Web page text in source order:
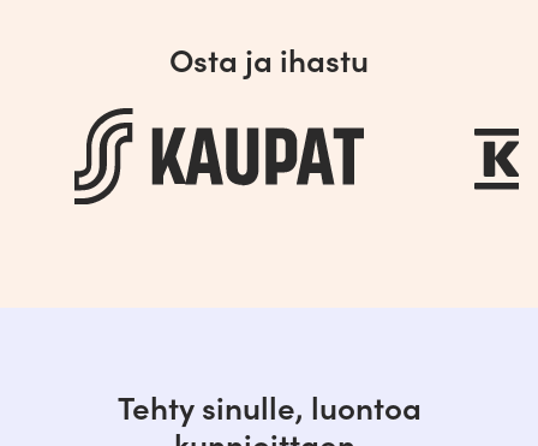
Tuote on biohajoava, aina sen
pakkausmateriaaleja myöten. Eikö olekin
sinun tarvitse tinkiä ekologisuudesta? Koska,
sekä pikkuhousunsuoja, että sen pahvipakkaus
ovat biohajoavia voit hävittää nämä molemmat
kotikompostissa käytön jälkeen.
Paksuus 1 mm
Pituus 155 mm
Osta ja ihastu
Tehty sinulle, luontoa